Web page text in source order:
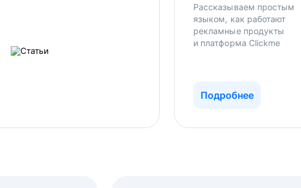
Рассказываем простым
языком, как работают
рекламные продукты
и платформа Clickme
Подробнее